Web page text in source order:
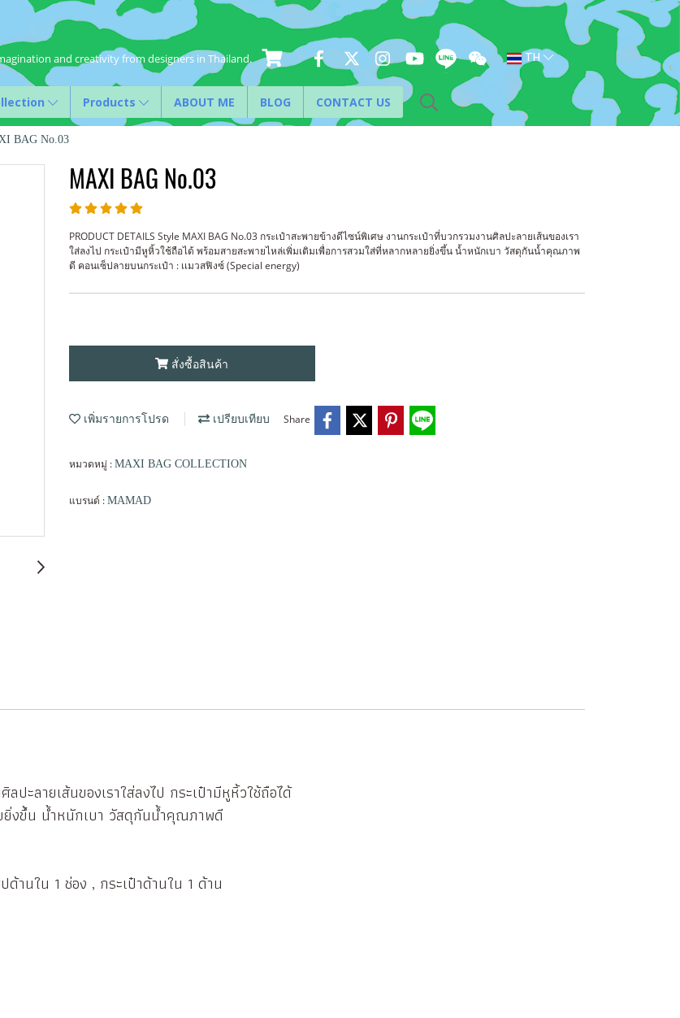
and creativity from designers in Thailand. TH
Products ABOUT ME BLOG CONTACT US
BAG No.03
MAXI BAG No.03
PRODUCT DETAILS Style MAXI BAG No.03 กระเป๋าสะพายข้างดีไซน์พิเศษ งานกระเป๋าที่บวกรวมงานศิลปะลายเส้นของเรา
ใส่ลงไป กระเป๋ามีหูหิ้วใช้ถือได้ พร้อมสายสะพายไหล่เพิ่มเติมเพื่อการสวมใส่ที่หลากหลายยิ่งขึ้น น้ำหนักเบา วัสดุกันน้ำคุณภาพ
ดี คอนเซ็ปลายบนกระเป๋า : เเมวสฟิงซ์ (Special energy)
สั่งซื้อสินค้า
เพิ่มรายการโปรด เปรียบเทียบ Share
หมวดหมู่ : MAXI BAG COLLECTION
แบรนด์ : MAMAD
ปะลายเส้นของเราใส่ลงไป กระเป๋ามีหูหิ้วใช้ถือได้
ยิ่งขึ้น น้ำหนักเบา วัสดุกันน้ำคุณภาพดี
านใน 1 ช่อง , กระเป๋าด้านใน 1 ด้าน